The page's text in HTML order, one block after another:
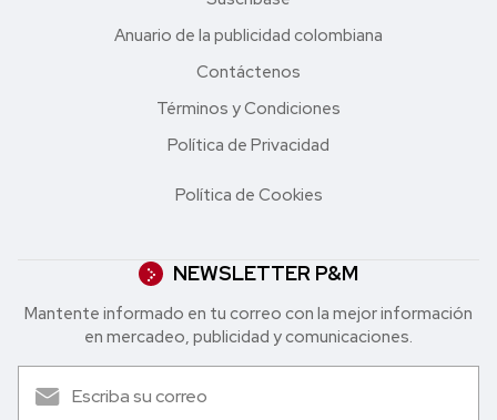
Anuario de la publicidad colombiana
Contáctenos
Términos y Condiciones
Política de Privacidad
Política de Cookies
NEWSLETTER P&M
Mantente informado en tu correo con la mejor in formación
en mercadeo, publicidad y comunicaciones.